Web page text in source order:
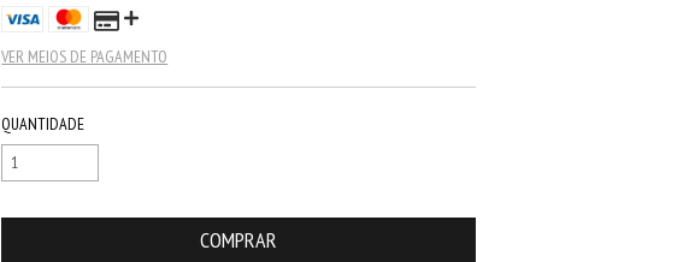
VER MEIOS DE PAGAMENTO
QUANTIDADE